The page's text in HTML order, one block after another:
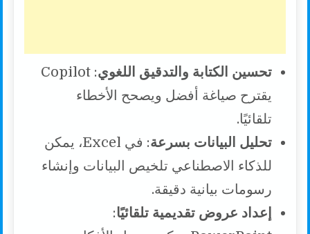
تحسين الكتابة والتدقيق اللغوي : Copilot
يقترح صياغة أفضل ويصحح الأخطاء
تلقائيًا.
تحليل البيانات بسرعة
: في Excel، يمكن
للذكاء الاصطناعي تلخيص البيانات وإنشاء
رسومات بيانية دقيقة.
إعداد عروض تقديمية تلقائيًا: